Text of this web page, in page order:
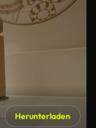
Herunterladen